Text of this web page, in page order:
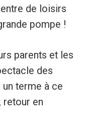
de loisirs
pompe !
parents et les
des
terme à ce
retour en